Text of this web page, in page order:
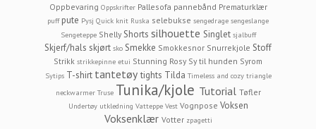
Oppbevaring Oppskrifter Pallesofa pannebånd Prematurklær
puff pute Pysj Quick knit Ruska selebukse sengedrage sengeslange
Sengeteppe Shelly Shorts silhouette Singlet sjalbuff
Skjerf/hals skjørt sko Smekke Smokkesnor Snurrekjole Stoff
Strikk strikkepinne etui Stunning Rosy Sy til hunden Syrom
Sytips T-shirt tantetøy tights Tilda Timeless and cozy triangle
neckwarmer Truse Tunika/kjole Tutorial Tøfler
Undertøy utkledning Vatteppe Vest Vognpose Voksen
Voksenklær Votter zpagetti